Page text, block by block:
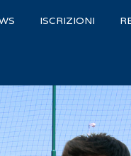
ISCRIZIONI